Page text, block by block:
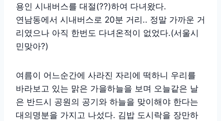
용인 시내버스를 대절(??)하여 다녀왔다.
연남동에서 시내버스로 20분 거리.. 정말 가까운 거
리였으나 아직 한번도 다녀온적이 없었다.(서울시
민맞아?)
여름이 어느순간에 사라진 자리에 떡하니 우리를
바라보고 있는 맑은 가을하늘을 보며 오늘같은 날
은 반드시 공원의 공기와 하늘을 맞이해야 한다는
대의명분을 가지고 나섰다. 김밥 도시락을 장만하